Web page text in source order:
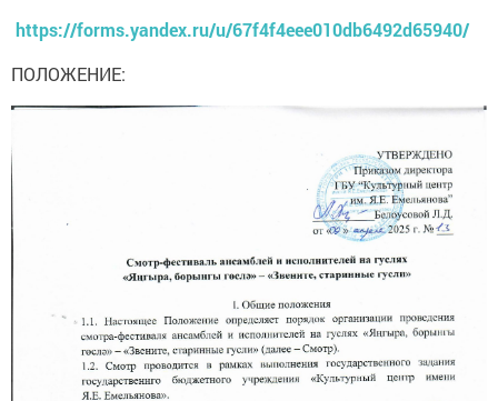
https://forms.yandex.ru/u/67f4f4eee010db6492d65940/
ПОЛОЖЕНИЕ: